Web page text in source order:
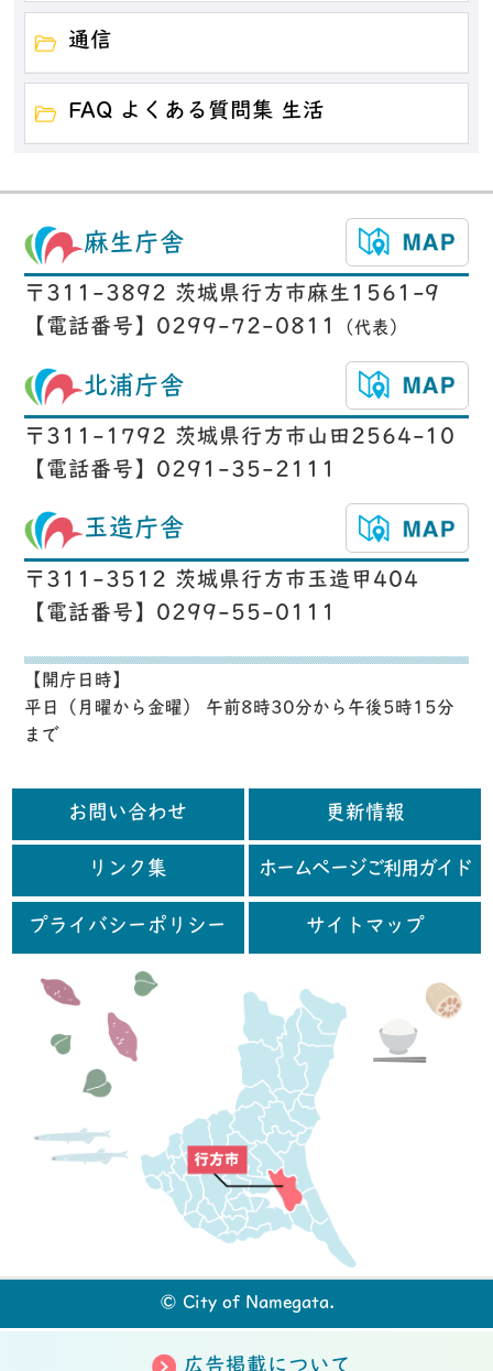
通信
FAQ よくある質問集 生活
麻生庁舎
〒311-3892 茨城県行方市麻生1561-9
【電話番号】0299-72-0811
（代表）
北浦庁舎
〒311-1792 茨城県行方市山田2564-10
【電話番号】0291-35-2111
玉造庁舎
〒311-3512 茨城県行方市玉造甲404
【電話番号】0299-55-0111
【開庁日時】
平日（月曜から金曜） 午前8時30分から午後5時15分
まで
お問い合わせ 更新情報
リンク集 ホームページご利用ガイド
プライバシーポリシー サイトマップ
© City of Namegata.